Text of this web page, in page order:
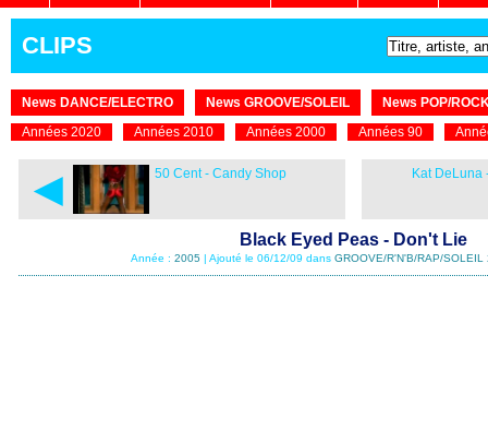
CLIPS
News DANCE/ELECTRO News GROOVE/SOLEIL
News POP/
Années 2020
Années 2010 Années 2000 Années 90
◄ 50 Cent - Candy Shop Kat DeLuna
Black Eyed Peas - Don't Lie
Année : 2005 | Ajouté le 06/12/09 dans GROOVE/R'N'B/RAP/SOLEIL